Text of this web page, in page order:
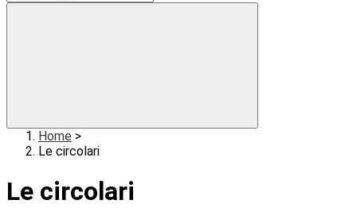
Home >
Le circolari
Le circolari